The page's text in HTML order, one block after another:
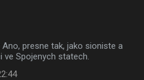
Ano, presne tak, jako sioniste a
ve Spojenych statech.